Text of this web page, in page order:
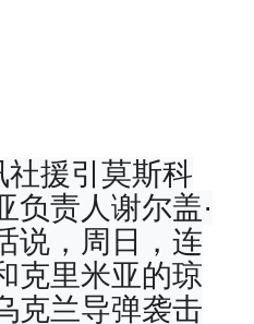
援引莫斯科
负责人谢尔盖·
说，周日，连
克里米亚的琼
克兰导弹袭击